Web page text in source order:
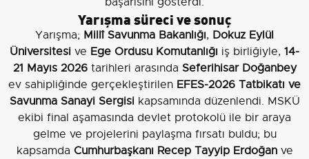
Yarışma süreci ve sonuç
Yarışma; Millî Savunma Bakanlığı, Dokuz Eylül
Üniversitesi ve Ege Ordusu Komutanlığı iş birliğiyle, 14-
21 Mayıs 2026tarihleri arasında Seferihisar Doğanbey
ev sahipliğinde gerçekleştirilen EFES-2026 Tatbikatı ve
Savunma Sanayi Sergisikapsamında düzenlendi. MSKÜ
ekibi final aşamasında devlet protokolü ile bir araya
gelme ve projelerini paylaşma fırsatı buldu; bu
kapsamda Cumhurbaşkanı Recep Tayyip Erdoğanve